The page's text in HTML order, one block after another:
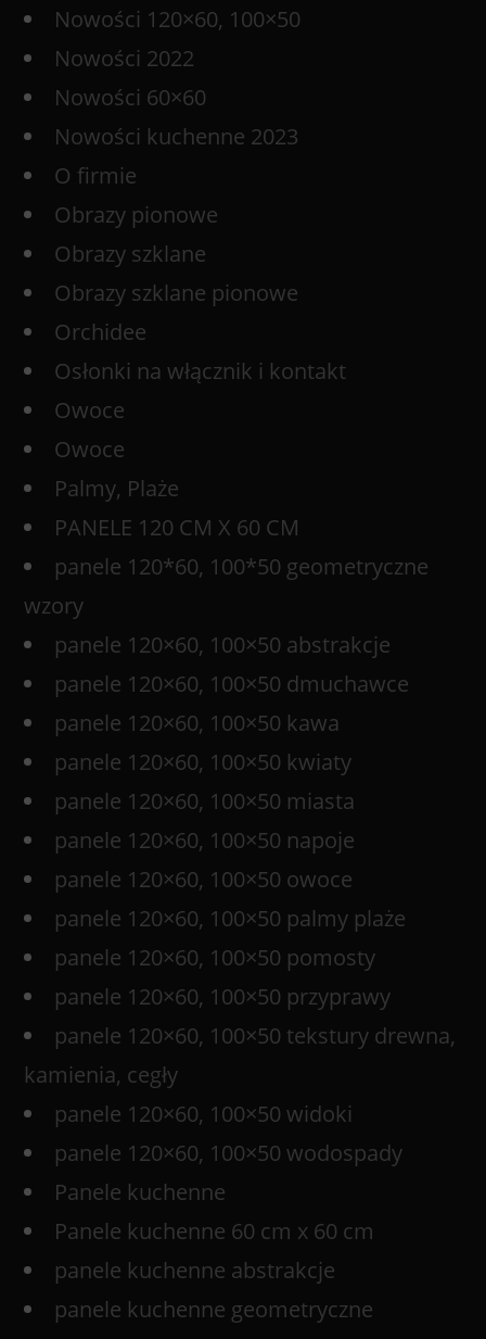
Nowości 120×60, 100×50
Nowości 2022
Nowości 60×60
Nowości kuchenne 2023
O firmie
Obrazy pionowe
Obrazy szklane
Obrazy szklane pionowe
Orchidee
Osłonki na włącznik i kontakt
Owoce
Owoce
Palmy, Plaże
PANELE 120 CM X 60 CM
panele 120*60, 100*50 geometryczne
wzory
panele 120×60, 100×50 abstrakcje
panele 120×60, 100×50 dmuchawce
panele 120×60, 100×50 kawa
panele 120×60, 100×50 kwiaty
panele 120×60, 100×50 miasta
panele 120×60, 100×50 napoje
panele 120×60, 100×50 owoce
panele 120×60, 100×50 palmy plaże
panele 120×60, 100×50 pomosty
panele 120×60, 100×50 przyprawy
panele 120×60, 100×50 tekstury drewna,
kamienia, cegły
panele 120×60, 100×50 widoki
panele 120×60, 100×50 wodospady
Panele kuchenne
Panele kuchenne 60 cm x 60 cm
panele kuchenne abstrakcje
panele kuchenne geometryczne